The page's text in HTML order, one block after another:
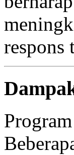
respons